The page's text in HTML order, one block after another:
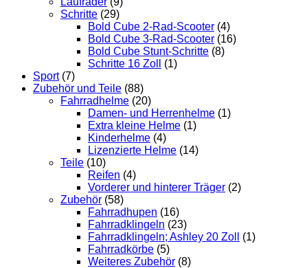
Schritte (29)
Bold Cube 2-Rad-Scooter (4)
Bold Cube 3-Rad-Scooter (16)
Bold Cube Stunt-Schritte (8)
Schritte 16 Zoll
(1)
Sport (7)
Zubehör und Teile (88)
Fahrradhelme (20)
Damen- und Herrenhelme (1)
Extra kleine Helme (1)
Kinderhelme (4)
Lizenzierte Helme (14)
Teile (10)
Reifen (4)
Vorderer und hinterer Träger (2)
Zubehör (58)
Fahrradhupen (16)
Fahrradklingeln (23)
Fahrradklingeln; Ashley 20 Zoll
(1)
Fahrradkörbe (5)
Weiteres Zubehör (8)